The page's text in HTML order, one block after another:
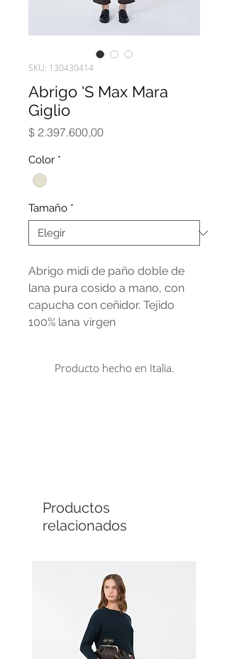
SKU: 130430414
Abrigo 'S Max Mara
Giglio
$ 2.397.600,00Precio
Color *
Tamaño *
Abrigo midi de paño doble de
lana pura cosido a mano, con
capucha con ceñidor. Tejido
100% lana virgen
Producto hecho en Italia.
Productos
relacionados